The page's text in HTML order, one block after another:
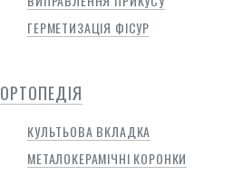
ГЕРМЕТИЗАЦІЯ ФІСУР
ОРТОПЕДІЯ
КУЛЬТЬОВА ВКЛАДКА
МЕТАЛОКЕРАМІЧНІ КОРОНКИ